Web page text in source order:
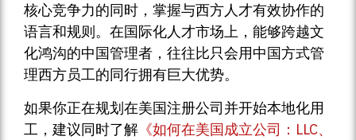
核心竞争力的同时，掌握与西方人才有效协作的
语言和规则。在国际化人才市场上，能够跨越文
化鸿沟的中国管理者，往往比只会用中国方式管
理西方员工的同行拥有巨大优势。
如果你正在规划在美国注册公司并开始本地化用
工，建议同时了解 《如何在美国成立公司：LLC、